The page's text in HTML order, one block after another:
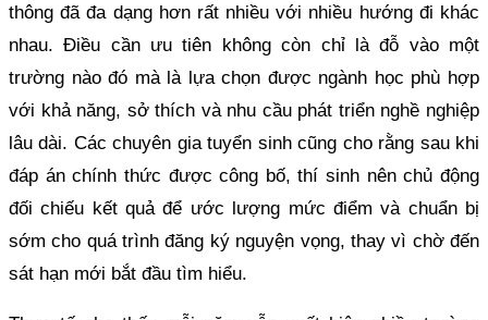
thông đã đa dạng hơn rất nhiều với nhiều hướng đi khác
nhau. Điều cần ưu tiên không còn chỉ là đỗ vào một
trường nào đó mà là lựa chọn được ngành học phù hợp
với khả năng, sở thích và nhu cầu phát triển nghề nghiệp
lâu dài. Các chuyên gia tuyển sinh cũng cho rằng sau khi
đáp án chính thức được công bố, thí sinh nên chủ động
đối chiếu kết quả để ước lượng mức điểm và chuẩn bị
sớm cho quá trình đăng ký nguyện vọng, thay vì chờ đến
sát hạn mới bắt đầu tìm hiểu.